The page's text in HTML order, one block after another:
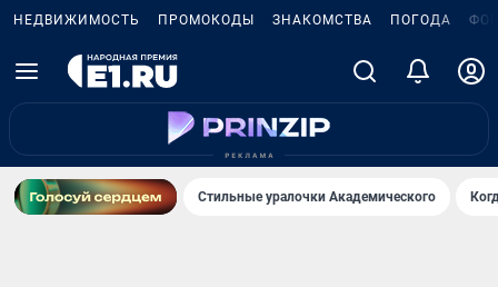
НЕДВИЖИМОСТЬ ПРОМОКОДЫ ЗНАКОМСТВА ПОГОДА
Стильные уралочки Академического